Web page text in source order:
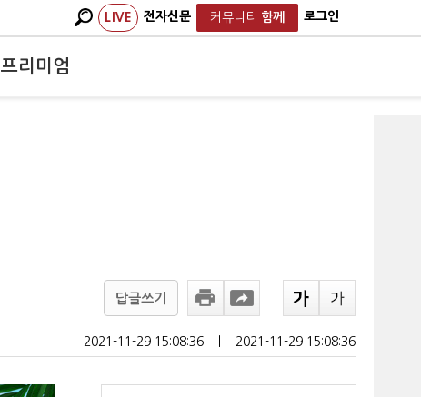
LIVE 전자신문 커뮤니티 함께 로그인
프리미엄
답글쓰기
2021-11-29 15:08:36 2021-11-29 15:08:36